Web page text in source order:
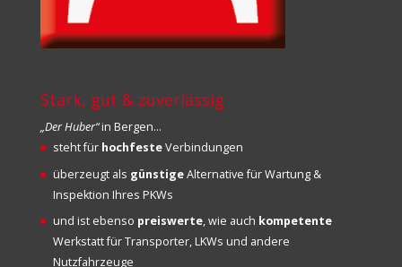
Stark, gut & zuverlässig
„Der Huber“in Bergen…
steht für hochfesteVerbindungen
überzeugt als günstigeAlternative für Wartung &
Inspektion Ihres PKWs
und ist ebenso preiswerte, wie auch kompetente
Werkstatt für Transporter, LKWs und andere
Nutzfahrzeuge